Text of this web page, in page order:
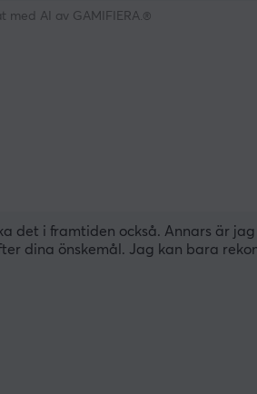
med AI av GAMIFIERA.®
i framtiden också. Annars är
dina önskemål. Jag kan bara